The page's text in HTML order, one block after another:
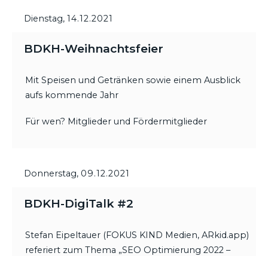
Dienstag, 14.12.2021
BDKH-Weihnachtsfeier
Mit Speisen und Getränken sowie einem Ausblick
aufs kommende Jahr
Für wen? Mitglieder und Fördermitglieder
Donnerstag, 09.12.2021
BDKH-DigiTalk #2
Stefan Eipeltauer (FOKUS KIND Medien, ARkid.app)
referiert zum Thema „SEO Optimierung 2022 –